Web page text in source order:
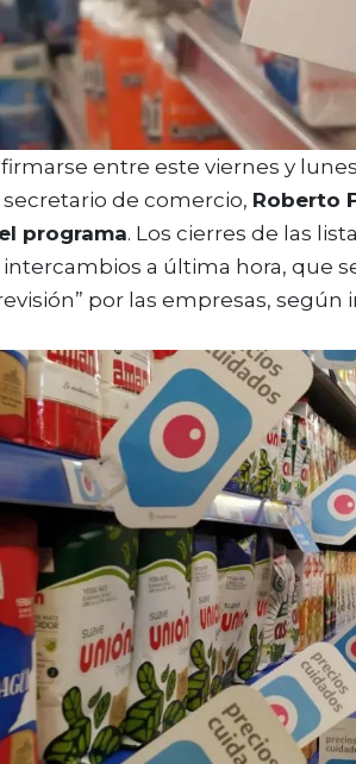
entre este viernes y
de comercio, Roberto
programa. Los cierres de las
a última hora, que
por las empresas, según